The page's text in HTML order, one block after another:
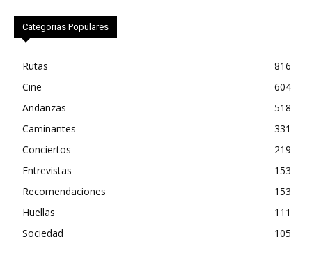
Categorias Populares
Rutas
816
Cine
604
Andanzas
518
Caminantes
331
Conciertos
219
Entrevistas
153
Recomendaciones
153
Huellas
111
Sociedad
105